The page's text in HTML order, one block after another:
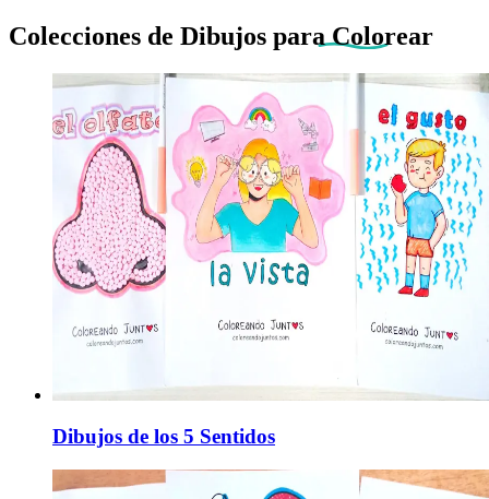
Colecciones de Dibujos para Colorear
Dibujos de los 5 Sentidos